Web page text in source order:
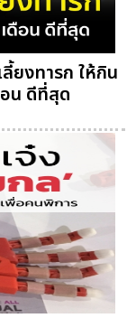
ยงทารก ให้กิน
น ดีที่สุด